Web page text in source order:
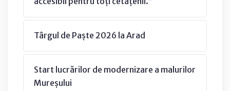
Târgul de Paște 2026 la Arad
Start lucrărilor de modernizare a malurilor
Mureșului